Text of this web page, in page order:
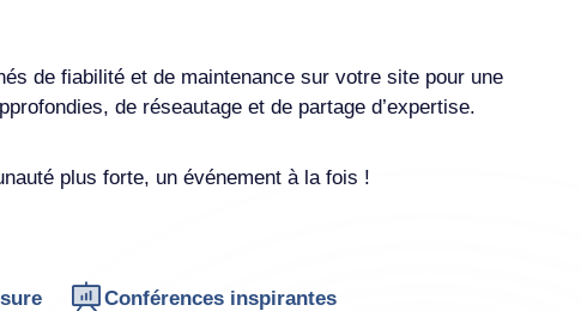
de fiabilité et de maintenance sur votre site pour une
de réseautage et de partage d’expertise.
plus forte, un événement à la fois !
Conférences inspirantes